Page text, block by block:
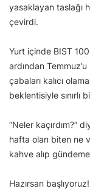
yasaklayan taslağı
çevirdi.
Yurt içinde BIST
ardından
çabaları kalıcı
beklentisiyle sınırlı
“Neler kaçırdım?”
hafta olan biten ne
kahve alıp
Hazırsan başlıyoruz!